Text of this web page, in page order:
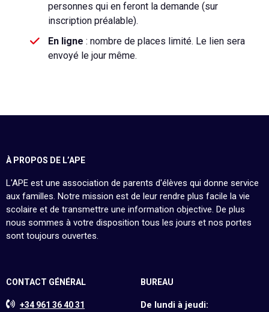
personnes qui en feront la demande (sur
inscription préalable).
En ligne : nombre de places limité. Le lien sera
envoyé le jour même.
À PROPOS DE L’APE
L'APE est une association de parents d'élèves qui donne service
aux familles. Notre mission est de leur rendre plus facile la vie
scolaire et de transmettre une information objective. De plus
nous sommes à votre disposition tous les jours et nos portes
sont toujours ouvertes.
CONTACT GÉNÉRAL
+34 961 36 40 31
BUREAU
De lundi à jeudi: